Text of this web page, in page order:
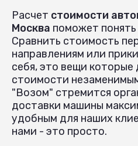
Расчет стоимости
Москва поможет
Сравнить стоимость
направлениям или
себя, это вещи которые
стоимости
"Возом" стремится
доставки машины
удобным для наших
нами - это просто.